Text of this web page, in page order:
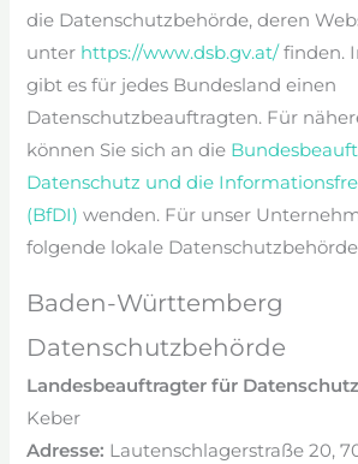
die Datenschutzbehörde, deren
unter https://www.dsb.gv.at/finden.
gibt es für jedes Bundesland einen
Datenschutzbeauftragten. Für
können Sie sich an die
Datenschutz und die
(BfDI) wenden. Für unser
folgende lokale
Baden-Württemberg
Datenschutzbehörde
Landesbeauftragter für
Keber
Adresse: Lautenschlagerstraße 20,